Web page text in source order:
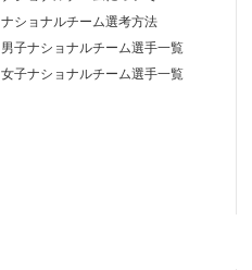
ナショナルチーム選考方法
男子ナショナルチーム選手一覧
女子ナショナルチーム選手一覧